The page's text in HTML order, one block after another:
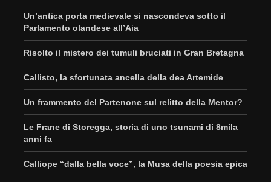
Un’antica porta medievale si nascondeva sotto il
Parlamento olandese all’Aia
Risolto il mistero dei tumuli bruciati in Gran Bretagna
Callisto, la sfortunata ancella della dea Artemide
Un frammento del Partenone sul relitto della Mentor?
Le Frane di Storegga, storia di uno tsunami di 8mila
anni fa
Calliope “dalla bella voce”, la Musa della poesia epica